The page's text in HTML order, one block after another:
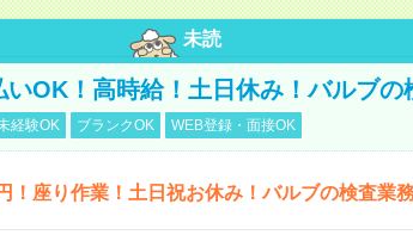
未読
いOK！高時給！土日休み！バルブの
経験OK ブランクOK WEB登録・面接OK
！座り作業！土日祝お休み！バルブの検査業